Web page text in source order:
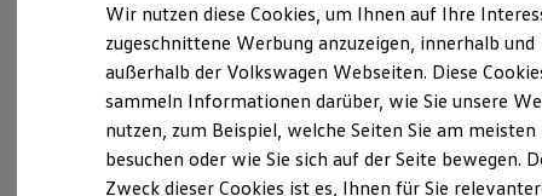
Elektroautos
ID. Tutorials
Elektrofahrzeugkonzepte
Reichweite
Reichweite der ID. Modelle
Reichweite im Winter
Impressum & Rechtliches)
Wir nutzen diese Cookies, um Ihnen auf Ihre
zugeschnittene Werbung anzuzeigen, innerhalb und
außerhalb der Volkswagen Webseiten. Diese
sammeln Informationen darüber, wie Sie unsere
nutzen, zum Beispiel, welche Seiten Sie am meisten
besuchen oder wie Sie sich auf der Seite bewegen.
Zweck dieser Cookies ist es, Ihnen für Sie